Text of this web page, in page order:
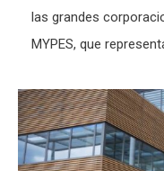
las grandes
MYPES, que